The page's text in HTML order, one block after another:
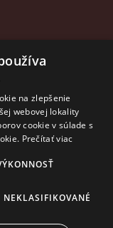
na zlepšenie
webovej lokality
cookie v súlade s
Prečítať viac
NEKLASIFIKOVANÉ